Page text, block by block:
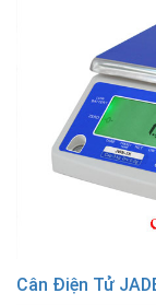
Cân Điện Tử